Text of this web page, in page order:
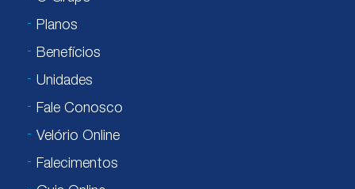
Planos
Benefícios
Unidades
Fale Conosco
Velório Online
Falecimentos